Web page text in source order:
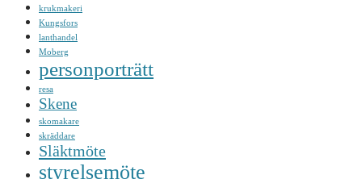
krukmakeri
Kungsfors
lanthandel
Moberg
personporträtt
resa
Skene
skomakare
skräddare
Släktmöte
styrelsemöte